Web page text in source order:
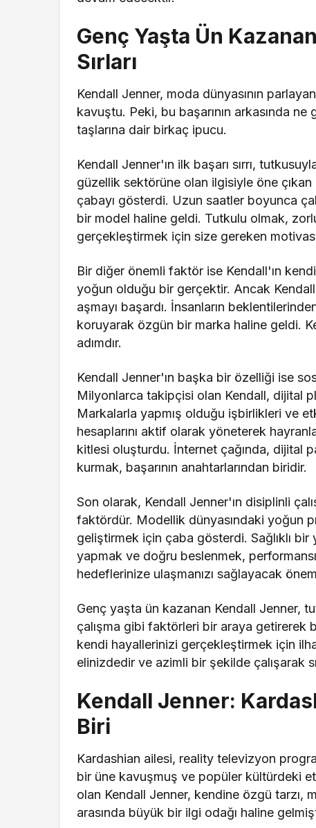
Genç Yaşta Ün
Sırları
Kendall Jenner, moda dünyasının
kavuştu. Peki, bu başarının arkasında ne
taşlarına dair birkaç ipucu.
Kendall Jenner'ın ilk başarı sırrı,
güzellik sektörüne olan ilgisiyle öne
çabayı gösterdi. Uzun saatler boyunca
bir model haline geldi. Tutkulu olmak,
gerçekleştirmek için size gereken
Bir diğer önemli faktör ise Kendall'ın
yoğun olduğu bir gerçektir. Ancak
aşmayı başardı. İnsanların
koruyarak özgün bir marka haline geldi.
adımdır.
Kendall Jenner'ın başka bir özelliği ise
Milyonlarca takipçisi olan Kendall, dijital
Markalarla yapmış olduğu işbirlikleri ve
hesaplarını aktif olarak yöneterek
kitlesi oluşturdu. İnternet çağında, dijital
kurmak, başarının anahtarlarından biridir.
Son olarak, Kendall Jenner'ın disiplinli
faktördür. Modellik dünyasındaki yoğun
geliştirmek için çaba gösterdi. Sağlıklı
yapmak ve doğru beslenmek,
hedeflerinize ulaşmanızı sağlayacak
Genç yaşta ün kazanan Kendall Jenner,
çalışma gibi faktörleri bir araya getirerek
kendi hayallerinizi gerçekleştirmek için
elinizdedir ve azimli bir şekilde çalışarak
Kendall Jenner:
Biri
Kardashian ailesi, reality televizyon
bir üne kavuşmuş ve popüler kültürdeki
olan Kendall Jenner, kendine özgü tarzı,
arasında büyük bir ilgi odağı haline